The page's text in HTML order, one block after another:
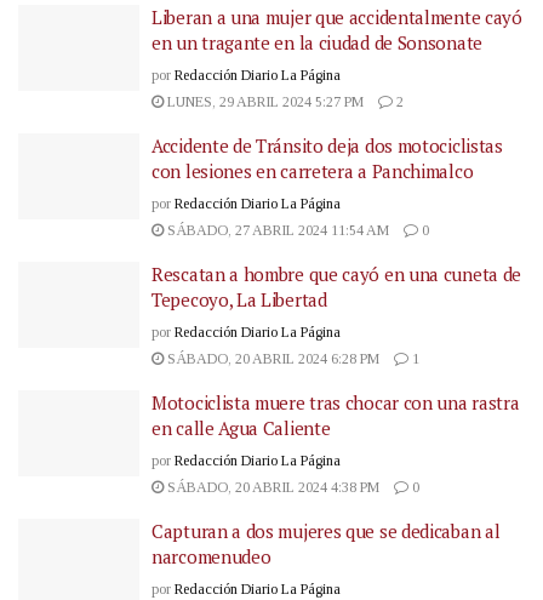
Liberan a una mujer que accidentalmente cayó
en un tragante en la ciudad de Sonsonate
por Redacción Diario La Página
LUNES, 29 ABRIL 2024 5:27 PM
2
Accidente de Tránsito deja dos motociclistas
con lesiones en carretera a Panchimalco
por Redacción Diario La Página
SÁBADO, 27 ABRIL 2024 11:54 AM
0
Rescatan a hombre que cayó en una cuneta de
Tepecoyo, La Libertad
por Redacción Diario La Página
SÁBADO, 20 ABRIL 2024 6:28 PM
1
Motociclista muere tras chocar con una rastra
en calle Agua Caliente
por Redacción Diario La Página
SÁBADO, 20 ABRIL 2024 4:38 PM
0
Capturan a dos mujeres que se dedicaban al
narcomenudeo
por Redacción Diario La Página